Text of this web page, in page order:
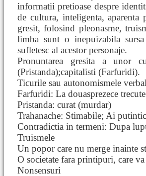
informatii pretioase despre
de cultura, inteligenta,
gresit, folosind pleonasme,
limba sunt o inepuizabila
sufletesc al acestor personaje.
Pronuntarea gresita a unor
(Pristanda);capitalisti (Farfuridi).
Ticurile sau autonomismele
Farfuridi: La douasprezece
Pristanda: curat (murdar)
Trahanache: Stimabile; Ai
Contradictia in termeni: Dupa
Truismele
Un popor care nu merge inainte
O societate fara printipuri, care
Nonsensuri